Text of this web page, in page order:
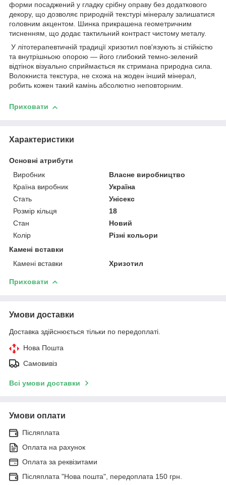
форми посаджений у гладку срібну оправу без додаткового
декору, що дозволяє природній текстурі мінералу залишатися
головним акцентом. Шинка прикрашена геометричним
тисненням, що додає тактильний контраст чистому металу.
У літотерапевтичній традиції хризотил пов'язують зі стійкістю
та внутрішньою опорою — його глибокий темно-зелений
відтінок візуально сприймається як стримана природна сила.
Волокниста текстура, не схожа на жоден інший мінерал,
робить кожен такий камінь абсолютно неповторним.
Приховати
Характеристики
Основні атрибути
Виробник
Власне виробництво
Країна виробник
Україна
Стать
Унісекс
Розмір кільця
18
Стан
Новий
Колір
Різні кольори
Камені вставки
Камені вставки
Хризотил
Приховати
Умови доставки
Доставка здійснюється тільки по передоплаті.
Нова Пошта
Самовивіз
Всі умови доставки
Умови оплати
Післяплата
Оплата на рахунок
Оплата за реквізитами
Післяплата "Нова пошта", передоплата 150 грн.